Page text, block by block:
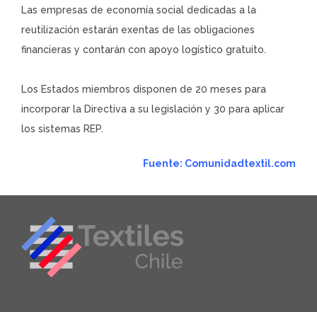
Las empresas de economía social dedicadas a la
reutilización estarán exentas de las obligaciones
financieras y contarán con apoyo logístico gratuito.
Los Estados miembros disponen de 20 meses para
incorporar la Directiva a su legislación y 30 para aplicar
los sistemas REP.
Fuente: Comunidadtextil.com